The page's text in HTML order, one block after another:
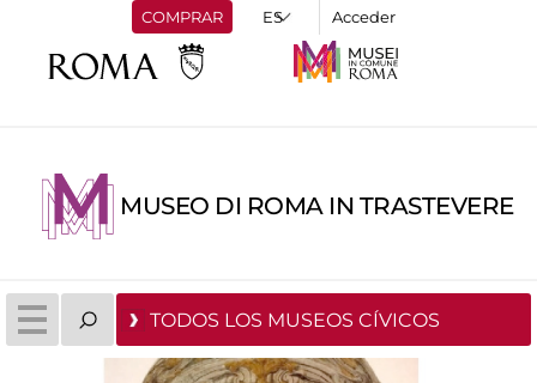
COMPRAR Acceder
MUSEO DI ROMA IN TRASTEVERE
TODOS LOS MUSEOS CÍVICOS